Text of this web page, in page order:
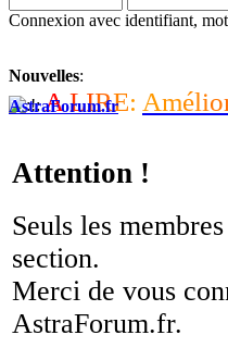
Connexion avec identifiant, mot
Nouvelles:
A LIRE: Amélio
AstraForum.fr
Attention !
Seuls les
section.
Merci de vous
AstraForum.fr.